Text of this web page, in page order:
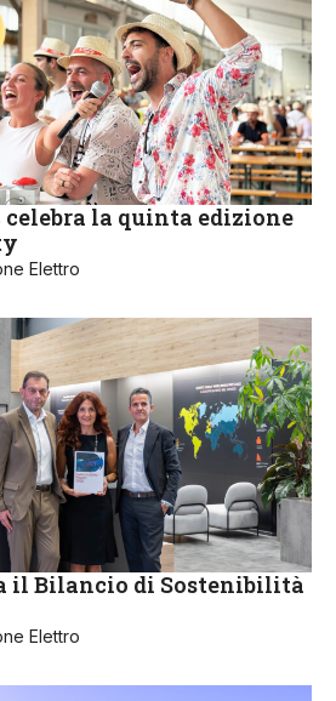
celebra la quinta edizione
Elettro
il Bilancio di Sostenibilità
Elettro